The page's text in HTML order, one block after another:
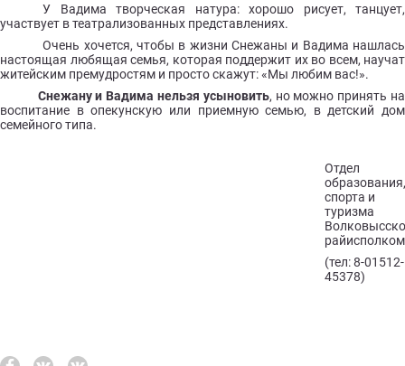
У Вадима творческая натура: хорошо рисует, танцует,
участвует в театрализованных представлениях.
Очень хочется, чтобы в жизни Снежаны и Вадима нашлась
настоящая любящая семья, которая поддержит их во всем, научат
житейским премудростям и просто скажут: «Мы любим вас!».
Снежану и Вадима нельзя усыновить, но можно принять на
воспитание в опекунскую или приемную семью, в детский дом
семейного типа.
Отдел
спорта и
туризма
(тел: 8-01512-
45378)